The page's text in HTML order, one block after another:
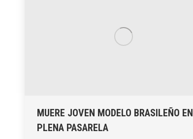
MUERE JOVEN MODELO BRASILEÑO EN
PLENA PASARELA